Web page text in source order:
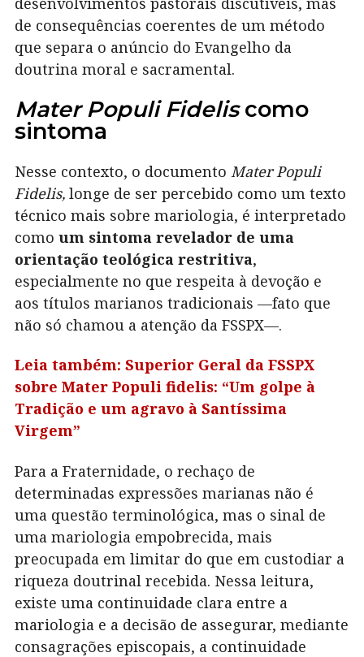
de consequências coerentes de um método
que separa o anúncio do Evangelho da
doutrina moral e sacramental.
Mater Populi Fideliscomo
sintoma
Nesse contexto, o documento Mater Populi
Fidelis, longe de ser percebido como um texto
técnico mais sobre mariologia, é interpretado
como um sintoma revelador de uma
orientação teológica restritiva,
especialmente no que respeita à devoção e
aos títulos marianos tradicionais —fato que
não só chamou a atenção da FSSPX—.
Leia também: Superior Geral da FSSPX
sobre Mater Populi fidelis: “Um golpe à
Tradição e um agravo à Santíssima
Virgem”
Para a Fraternidade, o rechaço de
determinadas expressões marianas não é
uma questão terminológica, mas o sinal de
uma mariologia empobrecida, mais
preocupada em limitar do que em custodiar a
riqueza doutrinal recebida. Nessa leitura,
existe uma continuidade clara entre a
mariologia e a decisão de assegurar, mediante
consagrações episcopais, a continuidade